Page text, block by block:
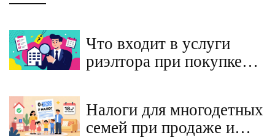
Что входит в услуги
риэлтора при покупке
Налоги для многодетных
семей при продаже и